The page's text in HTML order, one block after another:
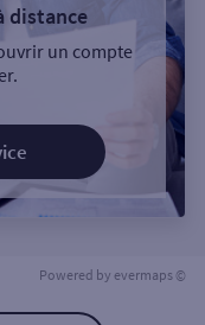
distance
un compte
Powered by evermaps ©